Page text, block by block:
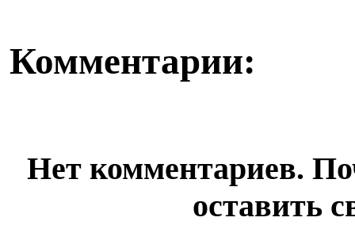
Комментарии:
Нет комментариев.
оставить